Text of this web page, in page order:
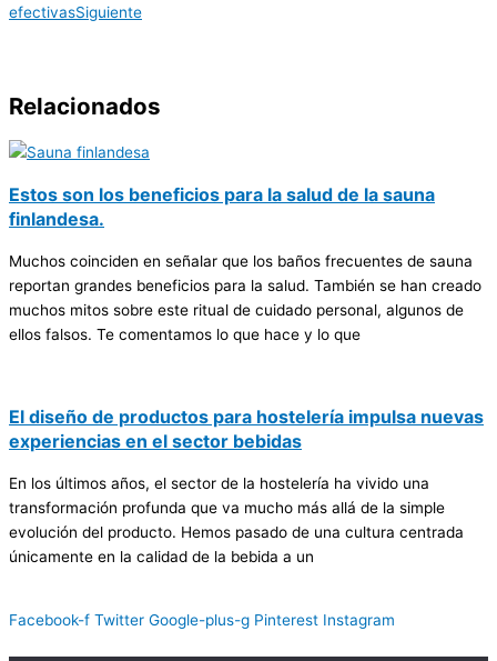
efectivasSiguiente
Relacionados
Estos son los beneficios para la salud de la sauna
finlandesa.
Muchos coinciden en señalar que los baños frecuentes de sauna
reportan grandes beneficios para la salud. También se han creado
muchos mitos sobre este ritual de cuidado personal, algunos de
ellos falsos. Te comentamos lo que hace y lo que
El diseño de productos para hostelería impulsa nuevas
experiencias en el sector bebidas
En los últimos años, el sector de la hostelería ha vivido una
transformación profunda que va mucho más allá de la simple
evolución del producto. Hemos pasado de una cultura centrada
únicamente en la calidad de la bebida a un
Facebook-f Twitter Google-plus-g Pinterest Instagram